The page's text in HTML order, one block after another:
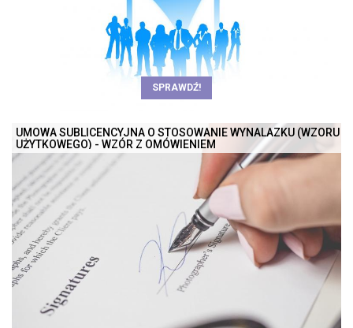
SPRAWDŹ!
UMOWA SUBLICENCYJNA O STOSOWANIE WYNALAZKU (WZORU
UŻYTKOWEGO) - WZÓR Z OMÓWIENIEM